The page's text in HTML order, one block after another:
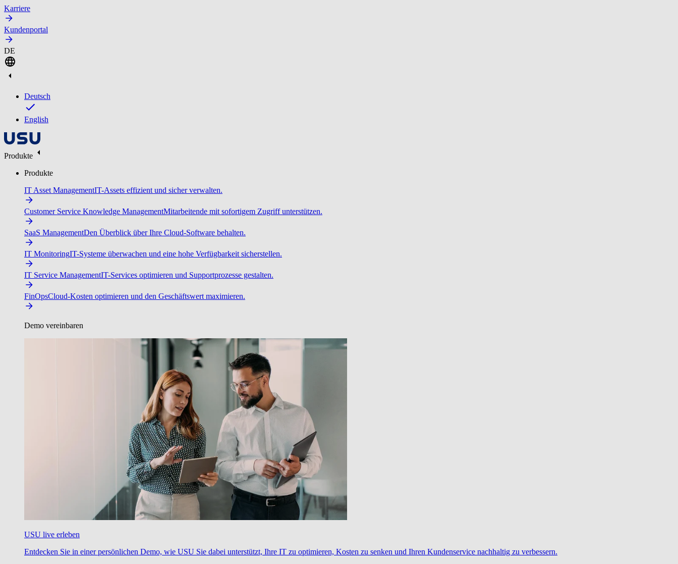
Karriere
Kundenportal
DE
Deutsch
English
Produkte
Produkte
IT Asset ManagementIT-Assets effizient und sicher verwalten.
Customer Service Knowledge ManagementMitarbeitende mit sofortigem Zugriff unterstützen.
SaaS ManagementDen Überblick über Ihre Cloud-Software behalten.
IT MonitoringIT-Systeme überwachen und eine hohe Verfügbarkeit sicherstellen.
IT Service ManagementIT-Services optimieren und Supportprozesse gestalten.
FinOpsCloud-Kosten optimieren und den Geschäftswert maximieren.
Demo vereinbaren
USU live erleben
Entdecken Sie in einer persönlichen Demo, wie USU Sie dabei unterstützt, Ihre IT zu optimieren, Kosten zu senken und Ihren Kundenservice nachhaltig zu verbessern.